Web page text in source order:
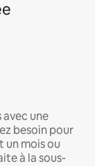
une
besoin pour
mois ou
à la sous-